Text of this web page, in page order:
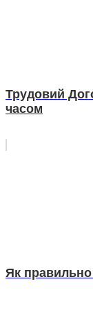
Трудовий
часом
Як правильно